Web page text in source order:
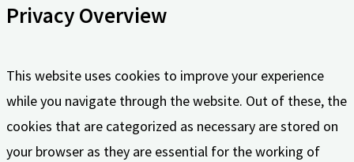
Privacy Overview
This website uses cookies to improve your experience
while you navigate through the website. Out of these, the
cookies that are categorized as necessary are stored on
your browser as they are essential for the working of